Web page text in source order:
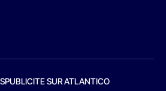
PUBLICITE SUR ATLANTICO